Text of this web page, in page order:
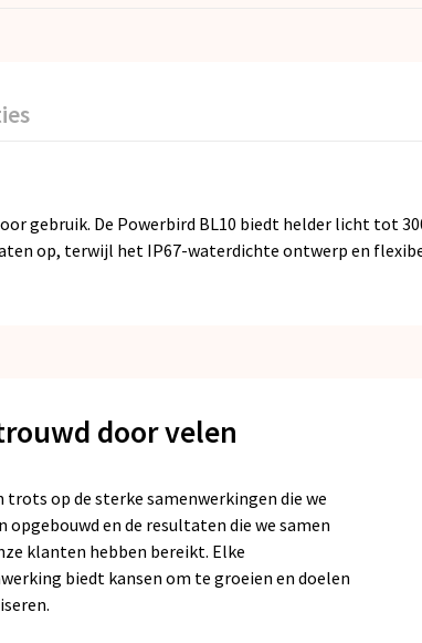
gebruik. De Powerbird BL10 biedt helder licht tot
op, terwijl het IP67-waterdichte ontwerp en
door velen
trots op de sterke samenwerkingen die we
opgebouwd en de resultaten die we samen
klanten hebben bereikt. Elke
biedt kansen om te groeien en doelen